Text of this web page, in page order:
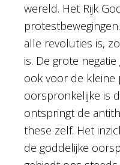
wereld. Het Rijk
alle revoluties is,
is. De grote
ook voor de kleine
oorspronkelijke is
ontspringt de
these zelf. Het
de goddelijke